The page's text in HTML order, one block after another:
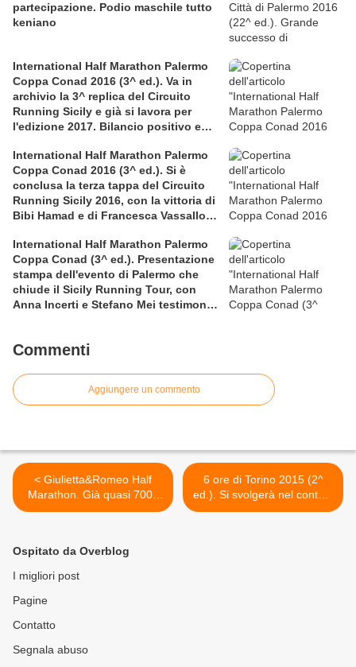
partecipazione. Podio maschile tutto
keniano
International Half Marathon Palermo
Coppa Conad 2016 (3^ ed.). Va in
archivio la 3^ replica del Circuito
Running Sicily e già si lavora per
l'edizione 2017. Bilancio positivo e
maschile a squadre
International Half Marathon Palermo
Coppa Conad 2016 (3^ ed.). Si è
conclusa la terza tappa del Circuito
Running Sicily 2016, con la vittoria di
Bibi Hamad e di Francesca Vassallo
International Half Marathon Palermo
Coppa Conad (3^ ed.). Presentazione
stampa dell'evento di Palermo che
chiude il Sicily Running Tour, con
Anna Incerti e Stefano Mei testimonial
Commenti
Aggiungere un commento
< Giulietta&Romeo Half
Marathon. Già quasi 7000
iscritti. Ristoro finale con
6 ore di Torino 2015 (2^
ed.). Si svolgerà nel contest
di Recordando e sarà "Test
Ospitato da Overblog
I migliori post
Pagine
Contatto
Segnala abuso